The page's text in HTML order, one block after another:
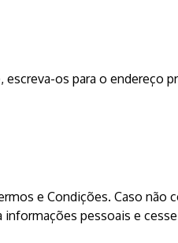
os para o endereço
e Condições. Caso não
pessoais e cesse